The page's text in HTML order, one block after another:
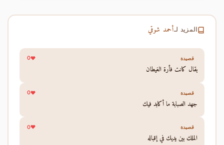
المزيد لـأحمد شوقي
قصيدة 0
يقال كانت فأرة الغيطان
قصيدة 0
جهد الصبابة ما أكابد فيك
قصيدة 0
الملك بين يديك في إقباله